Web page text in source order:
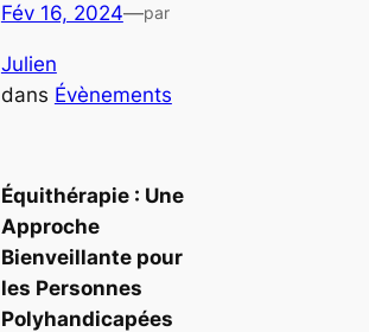
Fév 16, 2024—par
Julien
dans Évènements
Équithérapie : Une
Approche
Bienveillante pour
les Personnes
Polyhandicapées